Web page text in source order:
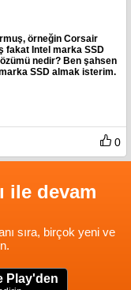
örneğin Corsair
fakat Intel marka SSD
nedir? Ben şahsen
SSD almak isterim.
0
ile devam
sıra, birçok yeni ve
Play'den